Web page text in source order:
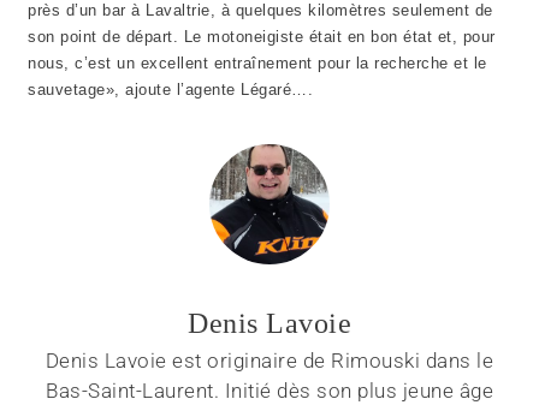
près d’un bar à Lavaltrie, à quelques kilomètres seulement de
son point de départ. Le motoneigiste était en bon état et, pour
nous, c’est un excellent entraînement pour la recherche et le
sauvetage», ajoute l’agente Légaré….
Denis Lavoie
Denis Lavoie est originaire de Rimouski dans le
Bas-Saint-Laurent. Initié dès son plus jeune âge